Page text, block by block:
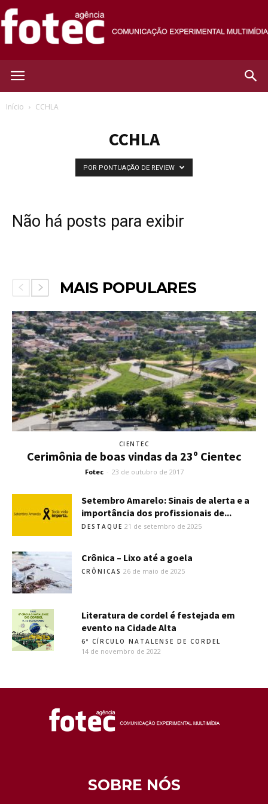
Fotec
Início CCHLA
CCHLA
POR PONTUAÇÃO DE REVIEW
Não há posts para exibir
MAIS POPULARES
CIENTEC
Cerimônia de boas vindas da 23º Cientec
Fotec - 23 de outubro de 2017
Setembro Amarelo: Sinais de alerta e a
importância dos profissionais de...
DESTAQUE 21 de setembro de 2025
Crônica – Lixo até a goela
CRÔNICAS 26 de maio de 2025
Literatura de cordel é festejada em
evento na Cidade Alta
6º CÍRCULO NATALENSE DE CORDEL
14 de novembro de 2022
SOBRE NÓS